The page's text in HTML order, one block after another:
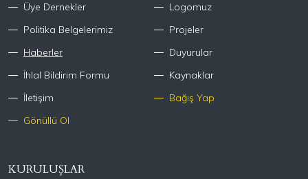
Üye Dernekler
Logomuz
Politika Belgelerimiz
Projeler
Haberler
Duyurular
İhlal Bildirim Formu
Kaynaklar
İletişim
Bağış Yap
Gönüllü Ol
KURULUŞLAR